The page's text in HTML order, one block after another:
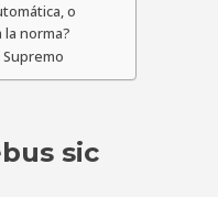
o
norma?
sic